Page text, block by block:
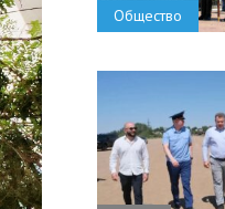
Общество